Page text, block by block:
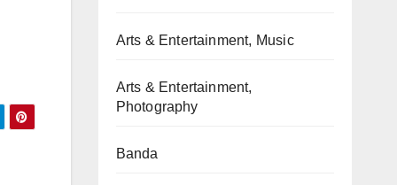
Arts & Entertainment, Music
Arts & Entertainment,
Photography
Banda